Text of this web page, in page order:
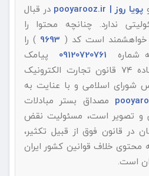
پویا روز | pooyarooz.ir
در قبال
ندارد. چنانچه محتوا را
خواهشمند است کد (
) را
شماره
پیامک
بفرمایید.با استناد به ماده ۷۴ قانون تجارت الکترونیک
۱۰/۱۷ مجلس شورای اسلامی و با عنایت به
مصداق بستر مبادلات
و تصویر است، مسئولیت نقض
در قانون فوق از قبیل تکثیر،
محتوی خلاف قوانین کشور ایران
است.